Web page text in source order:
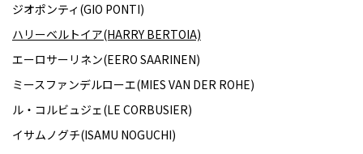
ジオポンティ(GIO PONTI)
ハリーベルトイア(HARRY BERTOIA)
エーロサーリネン(EERO SAARINEN)
ミースファンデルローエ(MIES VAN DER ROHE)
ル・コルビュジェ(LE CORBUSIER)
イサムノグチ(ISAMU NOGUCHI)